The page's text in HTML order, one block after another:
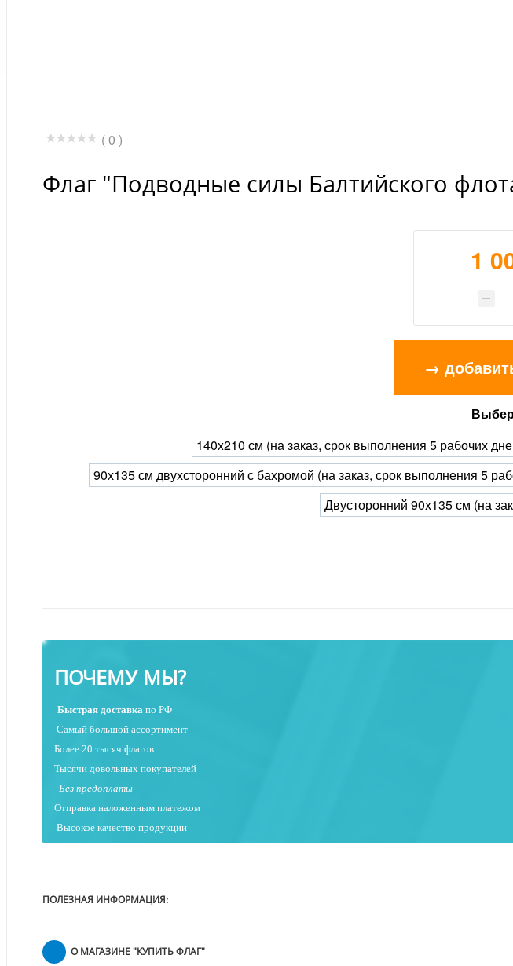
( 0 )
Флаг "Подводные силы Балтийского
1
→
140x210 см (на заказ, срок выполнения 5 рабочих
90х135 см двухсторонний с бахромой (на заказ, срок выполнения 5
Двусторонний 90x135 см (на
ПОЧЕМУ МЫ?
Быстрая доставка по РФ
Самый большой ассортимент
Более 20 тысяч флагов
Тысячи довольных покупателей
Без предоплаты
Отправка наложенным платежом
Высокое качество продукции
ПОЛЕЗНАЯ ИНФОРМАЦИЯ:
О МАГАЗИНЕ "КУПИТЬ ФЛАГ"